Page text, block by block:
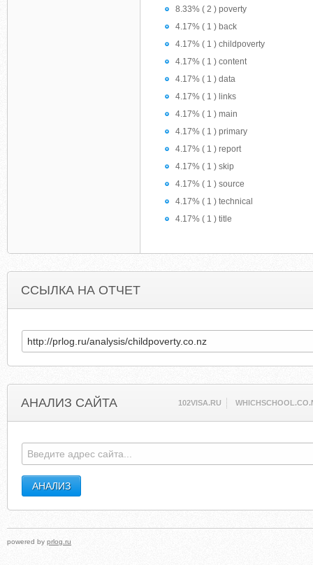
8.33% ( 2 ) poverty
4.17% ( 1 ) back
4.17% ( 1 ) childpoverty
4.17% ( 1 ) content
4.17% ( 1 ) data
4.17% ( 1 ) links
4.17% ( 1 ) main
4.17% ( 1 ) primary
4.17% ( 1 ) report
4.17% ( 1 ) skip
4.17% ( 1 ) source
4.17% ( 1 ) technical
4.17% ( 1 ) title
ССЫЛКА НА ОТЧЕТ
АНАЛИЗ САЙТА 102VISA.RU
powered by prlog.ru